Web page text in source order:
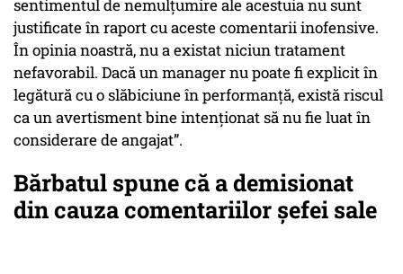
sentimentul de nemulțumire ale acestuia nu sunt
justificate în raport cu aceste comentarii inofensive.
În opinia noastră, nu a existat niciun tratament
nefavorabil. Dacă un manager nu poate fi explicit în
legătură cu o slăbiciune în performanță, există riscul
ca un avertisment bine intenționat să nu fie luat în
considerare de angajat”.
Bărbatul spune că a demisionat
din cauza comentariilor șefei sale